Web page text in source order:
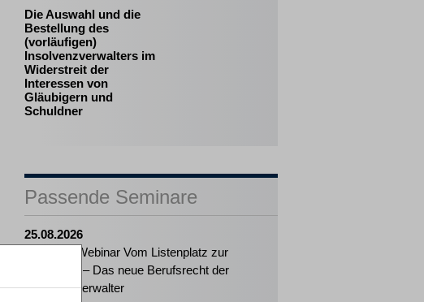
Die Auswahl und die
Bestellung des
(vorläufigen)
Insolvenzverwalters im
Widerstreit der
Interessen von
Gläubigern und
Schuldner
Passende Seminare
25.08.2026
Praktiker-Webinar Vom Listenplatz zur
Zulassung – Das neue Berufsrecht der
Insolvenzverwalter